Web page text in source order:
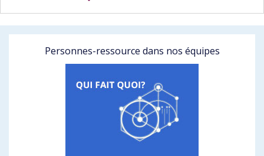
Personnes-ressource dans nos équipes